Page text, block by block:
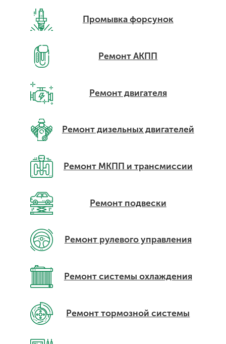
Промывка форсунок
Ремонт АКПП
Ремонт двигателя
Ремонт дизельных двигателей
Ремонт МКПП и трансмиссии
Ремонт подвески
Ремонт рулевого управления
Ремонт системы охлаждения
Ремонт тормозной системы